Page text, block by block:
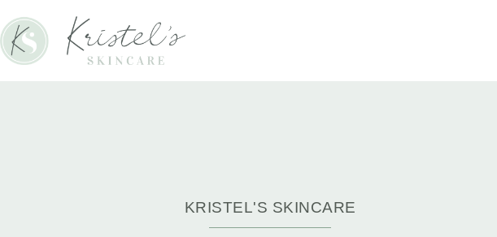
KRISTEL'S SKINCARE